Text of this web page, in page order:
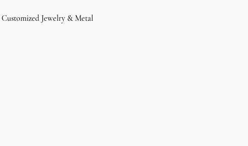
Customized Jewelry & Metal